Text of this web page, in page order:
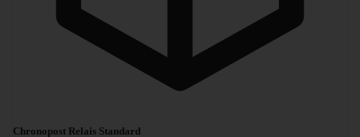
Chronopost Relais Standard